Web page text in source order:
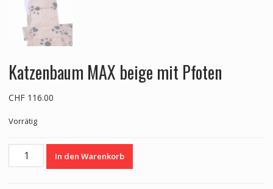
Katzenbaum MAX beige mit Pfoten
CHF116.00
Vorrätig
Katzenbaum
In den Warenkorb